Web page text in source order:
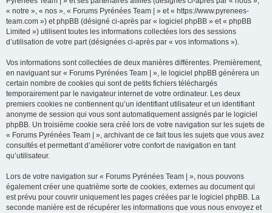
« notre », « nos », « Forums Pyrénées Team | » et « https://www.pyrenees-
team.com ») et phpBB (désigné ci-après par « logiciel phpBB » et « phpBB
Limited ») utilisent toutes les informations collectées lors des sessions
d’utilisation de votre part (désignées ci-après par « vos informations »).
Vos informations sont collectées de deux manières différentes. Premièrement,
en naviguant sur « Forums Pyrénées Team | », le logiciel phpBB génèrera un
certain nombre de cookies qui sont de petits fichiers téléchargés
temporairement par le navigateur internet de votre ordinateur. Les deux
premiers cookies ne contiennent qu’un identifiant utilisateur et un identifiant
anonyme de session qui vous sont automatiquement assignés par le logiciel
phpBB. Un troisième cookie sera créé lors de votre navigation sur les sujets de
« Forums Pyrénées Team | », archivant de ce fait tous les sujets que vous avez
consultés et permettant d’améliorer votre confort de navigation en tant
qu’utilisateur.
Lors de votre navigation sur « Forums Pyrénées Team | », nous pouvons
également créer une quatrième sorte de cookies, externes au document qui
est prévu pour couvrir uniquement les pages créées par le logiciel phpBB. La
seconde manière est de récupérer les informations que vous nous envoyez et